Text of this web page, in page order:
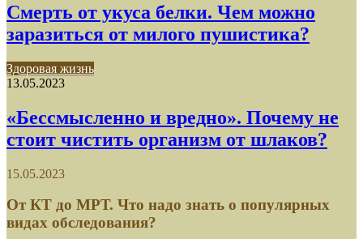
Смерть от укуса белки. Чем можно
заразиться от милого пушистика?
Здоровая жизнь
13.05.2023
«Бессмысленно и вредно». Почему не
стоит чистить организм от шлаков?
15.05.2023
От КТ до МРТ. Что надо знать о популярных
видах обследования?